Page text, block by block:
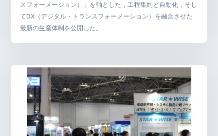
スフォーメーション）」を軸とした，工程集約と自動化，そし
てDX（デジタル・トランスフォーメーション）を融合させた
最新の生産体制を公開した。